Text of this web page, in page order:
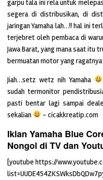
garpu tala ini rela untuk
segera di distribusikan, di
jaringan Yamaha lah…!! hal ini
terjebret oleh pembaca di
Jawa Barat, yang mana saat itu
bermuatan motor yang
Jiah…setz wetz nih Yamaha
sudah termonitor
pasti bentar lagi sampai
sekalian
– cicakkreatip.com
Iklan Yamaha Blue
Nongol di TV dan
[youtube https://